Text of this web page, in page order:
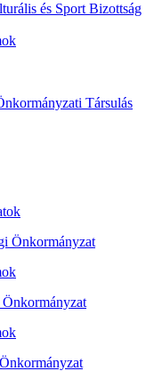
és Sport Bizottság
Társulás
Önkormányzat